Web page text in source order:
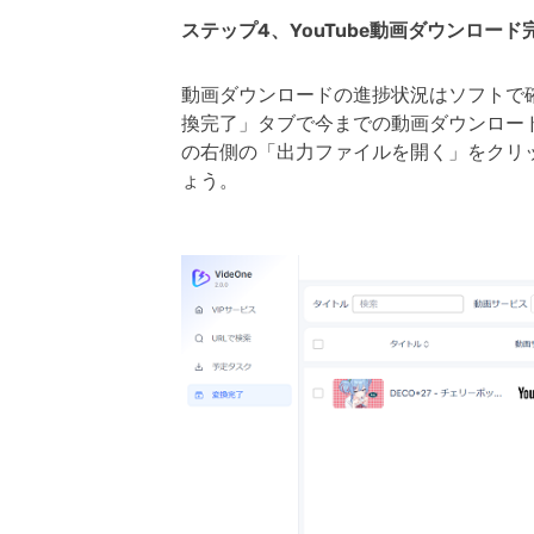
ステップ4、YouTube動画ダウンロード
動画ダウンロードの進捗状況はソフト
換完了」タブで今までの動画ダウンロ
の右側の「出力ファイルを開く」をク
ょう。